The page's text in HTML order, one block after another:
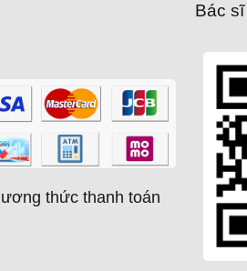
Bác sĩ
thức thanh toán